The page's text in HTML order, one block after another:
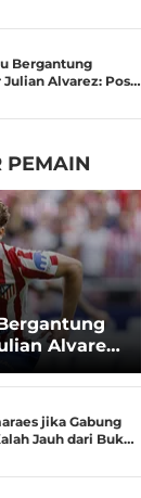
Bergantung
Julian Alvarez: Pos…
PEMAIN
Alvarez:
jika Gabung
Jauh dari Buk…